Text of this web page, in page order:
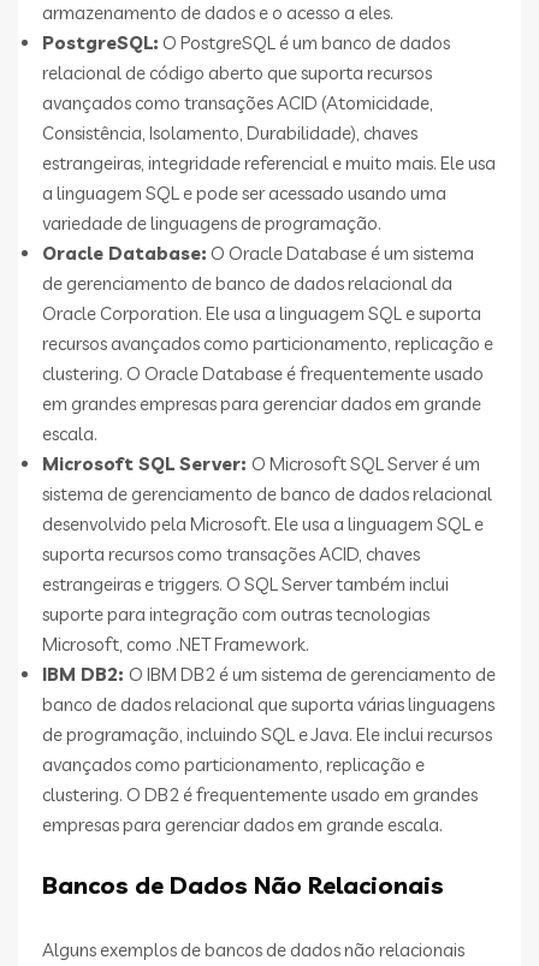
armazenamento de dados e o acesso a eles.
PostgreSQL: O PostgreSQL é um banco de dados
relacional de código aberto que suporta recursos
avançados como transações ACID (Atomicidade,
Consistência, Isolamento, Durabilidade), chaves
estrangeiras, integridade referencial e muito mais. Ele usa
a linguagem SQL e pode ser acessado usando uma
variedade de linguagens de programação.
Oracle Database: O Oracle Database é um sistema
de gerenciamento de banco de dados relacional da
Oracle Corporation. Ele usa a linguagem SQL e suporta
recursos avançados como particionamento, replicação e
clustering. O Oracle Database é frequentemente usado
em grandes empresas para gerenciar dados em grande
escala.
Microsoft SQL Server: O Microsoft SQL Server é um
sistema de gerenciamento de banco de dados relacional
desenvolvido pela Microsoft. Ele usa a linguagem SQL e
suporta recursos como transações ACID, chaves
estrangeiras e triggers. O SQL Server também inclui
suporte para integração com outras tecnologias
Microsoft, como .NET Framework.
IBM DB2: O IBM DB2 é um sistema de gerenciamento de
banco de dados relacional que suporta várias linguagens
de programação, incluindo SQL e Java. Ele inclui recursos
avançados como particionamento, replicação e
clustering. O DB2 é frequentemente usado em grandes
empresas para gerenciar dados em grande escala.
Bancos de Dados Não Relacionais
Alguns exemplos de bancos de dados não relacionais